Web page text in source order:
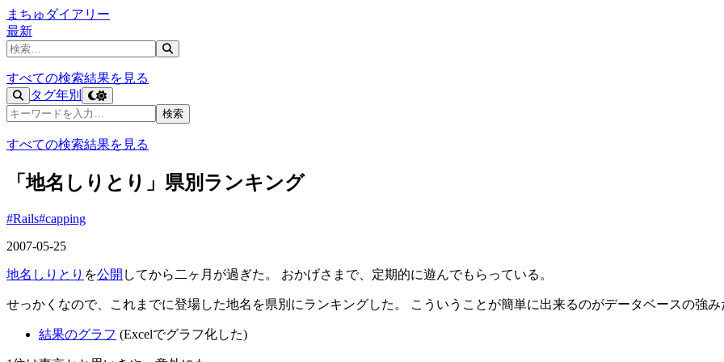
まちゅダイアリー
最新
記事を検索
すべての検索結果を見る
タグ年別
記事を検索
検索
すべての検索結果を見る
「地名しりとり」県別ランキング
#Rails#capping
2007-05-25
地名しりとり を公開 してから二ヶ月が過ぎた。 おかげさまで、定期的に遊んでもらっている。
せっかくなので、これまでに登場した地名を県別にランキングした。 こういうことが簡単に出来るのがデータベースの強
結果のグラフ (Excelでグラフ化した)